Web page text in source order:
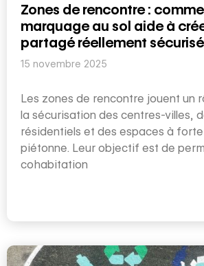
Zones de rencontre :
marquage au sol aide à
partagé réellement sécurisé
15 novembre 2025
Les zones de rencontre jouent un
la sécurisation des centres-villes,
résidentiels et des espaces à
piétonne. Leur objectif est de
cohabitation